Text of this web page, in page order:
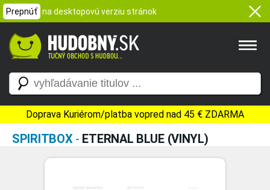
Prepnúť na desktopovú verziu stránok
Doprava Kuriérom/platba vopred nad 45 € ZDARMA
SPIRITBOX- ETERNAL BLUE (VINYL)